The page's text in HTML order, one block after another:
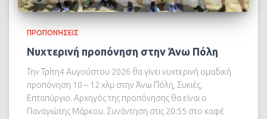
ΠΡΟΠΟΝΉΣΕΙΣ
Νυχτερινή προπόνηση στην Άνω Πόλη
Την Τρίτη4 Αυγούστου 2026 θα γίνει νυχτερινή ομαδική
προπόνηση 10 – 12 χλμ στην Άνω Πόλη, Συκιές,
Επταπύργιο. Αρχηγός της προπόνησης θα είναι ο
Παναγιώτης Μάρκου. Συνάντηση στις 20:55 στο καφέ